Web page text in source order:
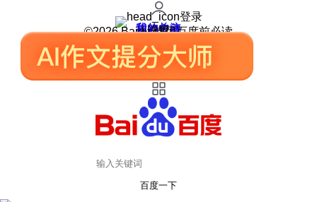
登录
我的关注
我的收藏
皮肤中心
用户反馈
设置
©2026 Baidu 使用百度前必读
百度一下